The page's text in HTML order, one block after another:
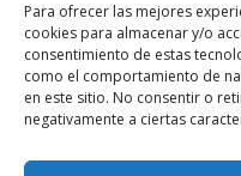
Para ofrecer las mejores
cookies para almacenar y/o
consentimiento de estas
como el comportamiento de
en este sitio. No consentir o
negativamente a ciertas
26326 San
La Rioja. España.
Teléfono: +34